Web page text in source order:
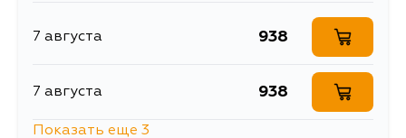
7 августа 938
7 августа 938
Показать еще 3